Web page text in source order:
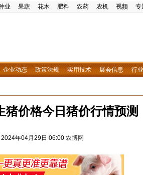
业 果蔬 花木 肥料 农药 农机 视频 专
企业动态 政策法规 实用技术 展会信息 行
猪价格今日猪价行情预测
2024年04月29日 06:00 农博网